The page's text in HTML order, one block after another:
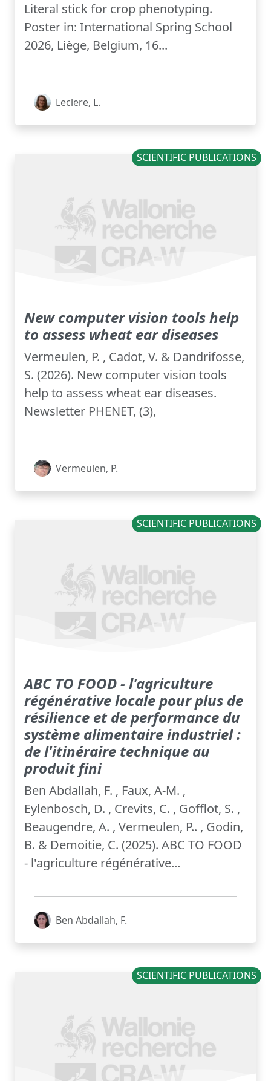
Literal stick for crop phenotyping.
Poster in: International Spring School
2026, Liège, Belgium, 16...
Leclere, L.
SCIENTIFIC PUBLICATIONS
New computer vision tools help
to assess wheat ear diseases
Vermeulen, P. , Cadot, V. & Dandrifosse,
S. (2026). New computer vision tools
help to assess wheat ear diseases.
Newsletter PHENET, (3),
Vermeulen, P.
SCIENTIFIC PUBLICATIONS
ABC TO FOOD - l'agriculture
régénérative locale pour plus de
résilience et de performance du
système alimentaire industriel :
de l'itinéraire technique au
produit fini
Ben Abdallah, F. , Faux, A-M. ,
Eylenbosch, D. , Crevits, C. , Gofflot, S. ,
Beaugendre, A. , Vermeulen, P.. , Godin,
B. & Demoitie, C. (2025). ABC TO FOOD
- l'agriculture régénérative...
Ben Abdallah, F.
SCIENTIFIC PUBLICATIONS